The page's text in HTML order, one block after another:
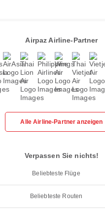
Airpaz Airline-Partner
Alle Airline-Partner anzeigen
Verpassen Sie nichts!
Beliebteste Flüge
Beliebteste Routen